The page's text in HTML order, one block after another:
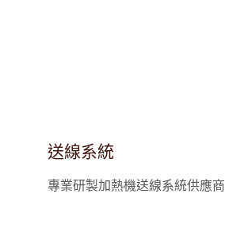
送線系統
專業研製加熱機送線系統供應商